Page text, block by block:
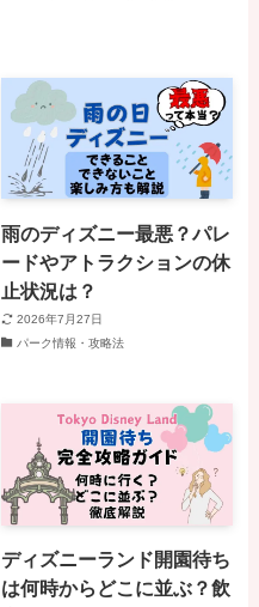
雨のディズニー最悪？パレ
ードやアトラクションの休
止状況は？
2026年7月27日
パーク情報・攻略法
ディズニーランド開園待ち
は何時からどこに並ぶ？飲